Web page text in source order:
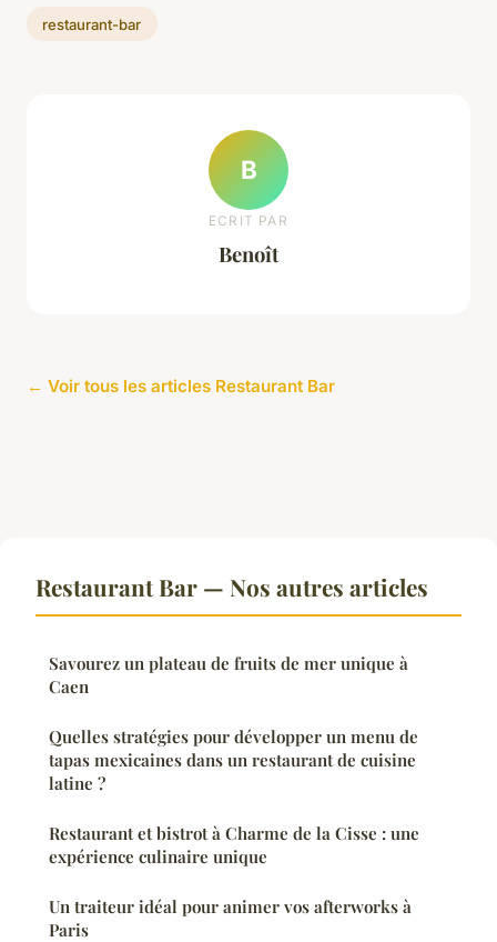
restaurant-bar
B
ECRIT PAR
Benoît
← Voir tous les articles Restaurant Bar
Restaurant Bar — Nos autres articles
Savourez un plateau de fruits de mer unique à
Caen
Quelles stratégies pour développer un menu de
tapas mexicaines dans un restaurant de cuisine
latine ?
Restaurant et bistrot à Charme de la Cisse : une
expérience culinaire unique
Un traiteur idéal pour animer vos afterworks à
Paris